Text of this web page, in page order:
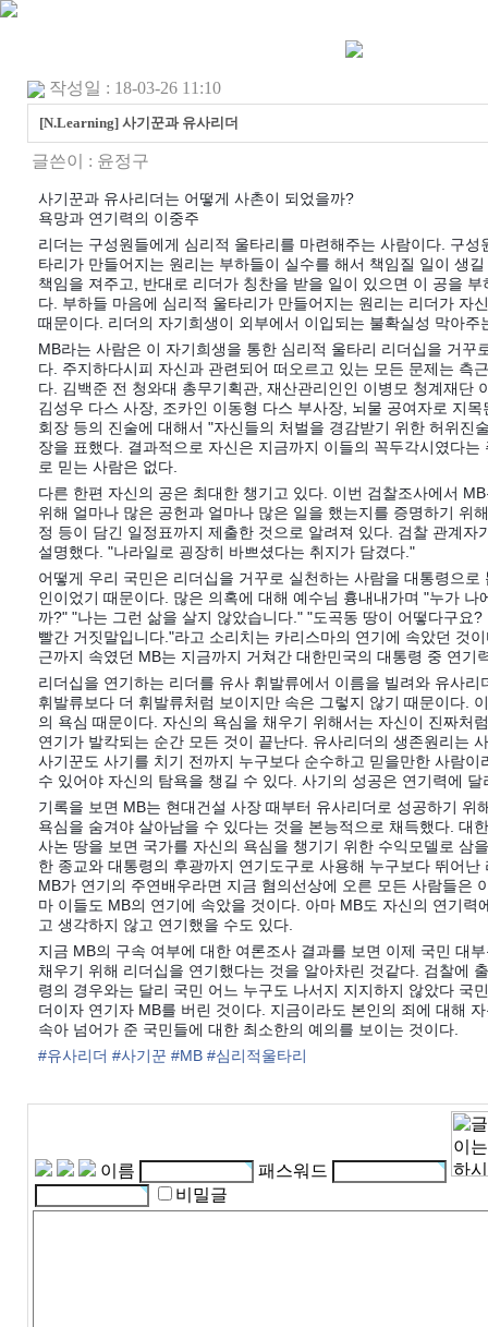
작성일 : 18-03-26 11:10
[N.Learning] 사기꾼과 유사리더
글쓴이 : 윤정구
사기꾼과 유사리더는 어떻게 사촌이 되었을까?
욕망과 연기력의 이중주
리더는 구성원들에게 심리적 울타리를 마련해주는 사람이다. 구성
타리가 만들어지는 원리는 부하들이 실수를 해서 책임질 일이 생
책임을 져주고, 반대로 리더가 칭찬을 받을 일이 있으면 이 공을
다. 부하들 마음에 심리적 울타리가 만들어지는 원리는 리더가 자
때문이다. 리더의 자기희생이 외부에서 이입되는 불확실성 막아주
MB라는 사람은 이 자기희생을 통한 심리적 울타리 리더십을 거꾸
다. 주지하다시피 자신과 관련되어 떠오르고 있는 모든 문제는 측
다. 김백준 전 청와대 총무기획관, 재산관리인인 이병모 청계재단
김성우 다스 사장, 조카인 이동형 다스 부사장, 뇌물 공여자로 지
회장 등의 진술에 대해서 "자신들의 처벌을 경감받기 위한 허위진
장을 표했다. 결과적으로 자신은 지금까지 이들의 꼭두각시였다는
로 믿는 사람은 없다.
다른 한편 자신의 공은 최대한 챙기고 있다. 이번 검찰조사에서
위해 얼마나 많은 공헌과 얼마나 많은 일을 했는지를 증명하기 위
정 등이 담긴 일정표까지 제출한 것으로 알려져 있다. 검찰 관계자
설명했다. "나라일로 굉장히 바쁘셨다는 취지가 담겼다."
어떻게 우리 국민은 리더십을 거꾸로 실천하는 사람을 대통령으로
인이었기 때문이다. 많은 의혹에 대해 예수님 흉내내가며 "누가 나
까?" "나는 그런 삶을 살지 않았습니다." "도곡동 땅이 어떻다구요
빨간 거짓말입니다."라고 소리치는 카리스마의 연기에 속았던 것
근까지 속였던 MB는 지금까지 거쳐간 대한민국의 대통령 중 연기
리더십을 연기하는 리더를 유사 휘발류에서 이름을 빌려와 유사리
휘발류보다 더 휘발류처럼 보이지만 속은 그렇지 않기 때문이다.
의 욕심 때문이다. 자신의 욕심을 채우기 위해서는 자신이 진짜처
연기가 발칵되는 순간 모든 것이 끝난다. 유사리더의 생존원리는
사기꾼도 사기를 치기 전까지 누구보다 순수하고 믿을만한 사람이
수 있어야 자신의 탐욕을 챙길 수 있다. 사기의 성공은 연기력에 달
기록을 보면 MB는 현대건설 사장 때부터 유사리더로 성공하기 위
욕심을 숨겨야 살아남을 수 있다는 것을 본능적으로 채득했다. 대
사논 땅을 보면 국가를 자신의 욕심을 챙기기 위한 수익모델로 삼
한 종교와 대통령의 후광까지 연기도구로 사용해 누구보다 뛰어난
MB가 연기의 주연배우라면 지금 혐의선상에 오른 모든 사람들은
마 이들도 MB의 연기에 속았을 것이다. 아마 MB도 자신의 연기력
고 생각하지 않고 연기했을 수도 있다.
지금 MB의 구속 여부에 대한 여론조사 결과를 보면 이제 국민 대
채우기 위해 리더십을 연기했다는 것을 알아차린 것같다. 검찰에
령의 경우와는 달리 국민 어느 누구도 나서지 지지하지 않았다 국
더이자 연기자 MB를 버린 것이다. 지금이라도 본인의 죄에 대해
속아 넘어가 준 국민들에 대한 최소한의 예의를 보이는 것이다.
#유사리더 #사기꾼 #MB #심리적울타리
이름
패스워드
비밀글